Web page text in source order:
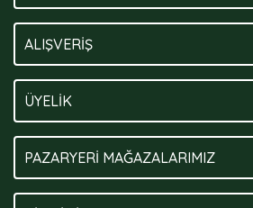
ALIŞVERİŞ
ÜYELİK
PAZARYERİ MAĞAZALARIMIZ